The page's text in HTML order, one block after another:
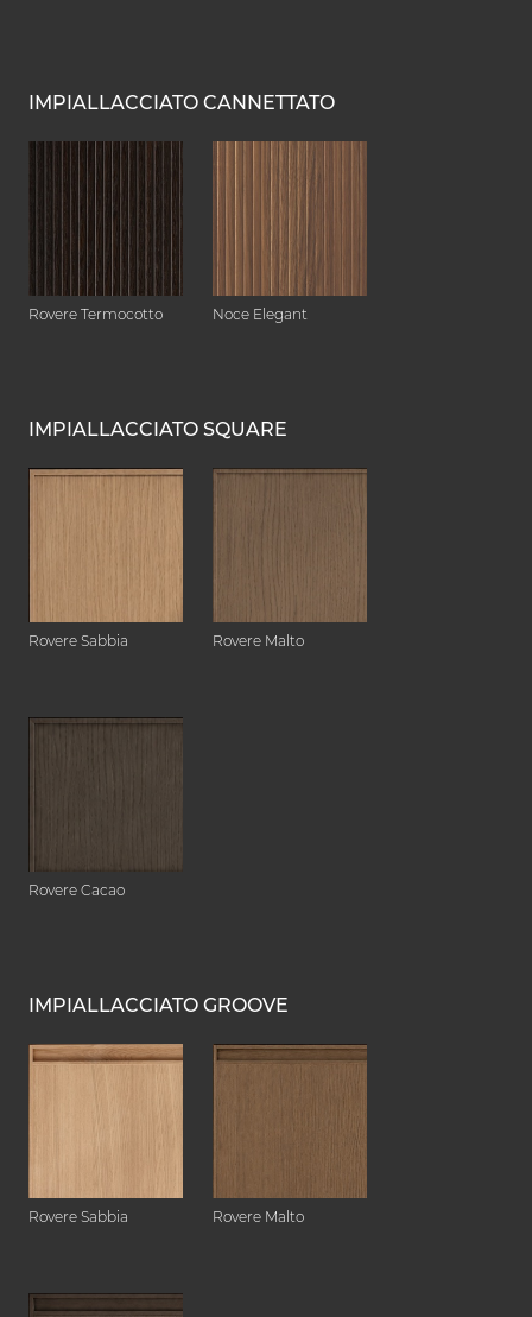
IMPIALLACCIATO CANNETTATO
Rovere Termocotto Noce Elegant
IMPIALLACCIATO SQUARE
Rovere Sabbia Rovere Malto
Rovere Cacao
IMPIALLACCIATO GROOVE
Rovere Sabbia Rovere Malto